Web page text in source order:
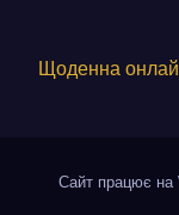
Щоденна
Сайт працює на